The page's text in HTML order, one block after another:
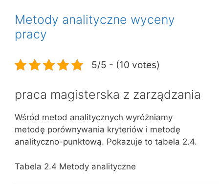
Metody analityczne wyceny
pracy
5/5 - (10 votes)
praca magisterska z zarządzania
Wśród metod analitycznych wyróżniamy
metodę porównywania kryteriów i metodę
analityczno-punktową. Pokazuje to tabela 2.4.
Tabela 2.4 Metody analityczne